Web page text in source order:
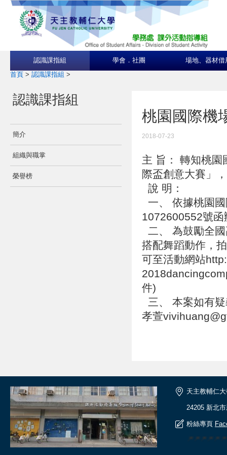
認識課指組 學會．社團 場地、器材借
首頁 > 認識課指組 >
認識課指組
簡介
組織與職掌
榮譽榜
桃園國際機
2018-07-23
主 旨： 轉知桃園
際盃創意大賽」
說 明：
一、 依據桃園
1072600552號
二、 為鼓勵全
搭配舞蹈動作，
可至活動網站
件)
三、 本案如有
孝萱
天主教輔仁
24205 新北
粉絲專頁